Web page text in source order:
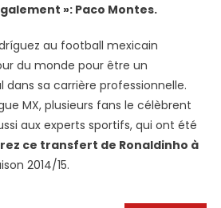
»: Paco Montes.
au football mexicain
du monde pour être un
sa carrière professionnelle.
MX, plusieurs fans le célèbrent
aux experts sportifs, qui ont été
ce transfert de Ronaldinho à
2014/15.